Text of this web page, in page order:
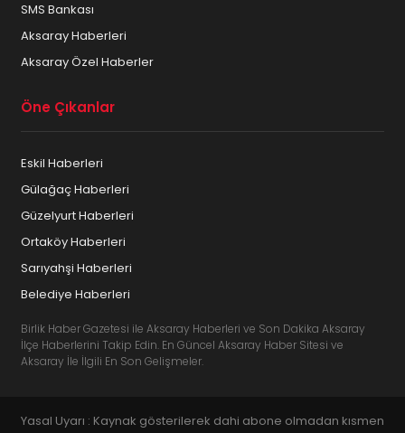
SMS Bankası
Aksaray Haberleri
Aksaray Özel Haberler
Öne Çıkanlar
Eskil Haberleri
Gülağaç Haberleri
Güzelyurt Haberleri
Ortaköy Haberleri
Sarıyahşi Haberleri
Belediye Haberleri
Birlik Haber Gazetesi ile Aksaray Haberleri ve Son Dakika Aksaray
İlçe Haberlerini Takip Edin. En Güncel Aksaray Haber Sitesi ve
Aksaray İle İlgili En Son Gelişmeler.
Yasal Uyarı : Kaynak gösterilerek dahi abone olmadan kısmen